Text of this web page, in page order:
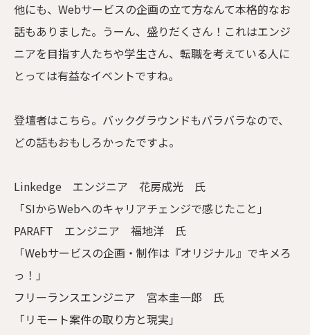
他にも、Webサービスの企画の立て方なんて本格的なお
話もありました。うーん、盛りだくさん！これはエンジ
ニアを目指す人たちや学生さん、転職を考えている人に
とっては有益なイベントですね。
登壇者はこちら。バックグラウンドもバラバラなので、
どの話もおもしろかったですよ。
Linkedge エンジニア 花房成光 氏
「SIからWebへのキャリアチェンジで感じたこと」
PARAFT エンジニア 福地洋 氏
「Webサービスの企画・制作は『オリジナル』でキメろ
っ！」
フリーランスエンジニア 宮本圭一郎 氏
「リモート案件の取り方と現実」